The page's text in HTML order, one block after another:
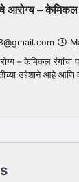
आरोग्य –
– केमिकल रंगांचा
उद्देशाने आहे आणि